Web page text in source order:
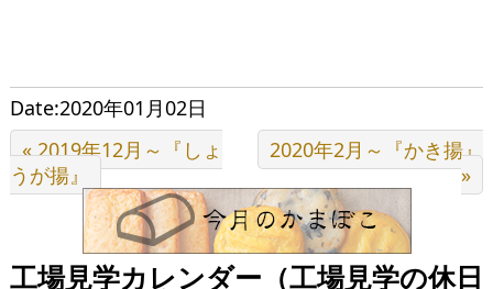
Date:2020年01月02日
« 2019年12月～『しょ
うが揚』
2020年2月～『かき揚』
»
工場見学カレンダー（工場見学の休日